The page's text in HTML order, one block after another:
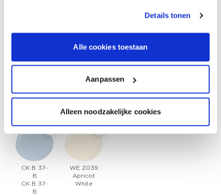
Details tonen
Alle cookies toestaan
Aanpassen
Alleen noodzakelijke cookies
Een andere originele manier om je kinderkamer
op te vrolijken is het schilderen van een
twee kleuren die je strak aflijnt van elkaar
de lambrisering doorlopen over meerdere
muren voor een extra speels effect.
CK B 37-
B
CK B 37-
B
WE Z039
Apricot
White